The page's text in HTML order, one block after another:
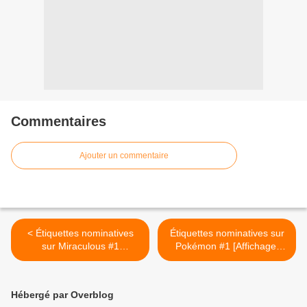
Commentaires
Ajouter un commentaire
< Étiquettes nominatives
sur Miraculous #1
[Affichage][École]
Étiquettes nominatives sur
Pokémon #1 [Affichage]
[École] >
Hébergé par Overblog